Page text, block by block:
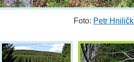
Foto: Petr